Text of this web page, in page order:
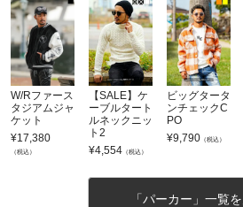
W/Rファース
タジアムジャ
ケット
¥17,380
（税込）
【SALE】ケ
ーブルタート
ルネックニッ
ト2
¥4,554 （税込）
ビッグタータ
ンチェックC
PO
¥9,790 （税込）
「パーカー」一覧